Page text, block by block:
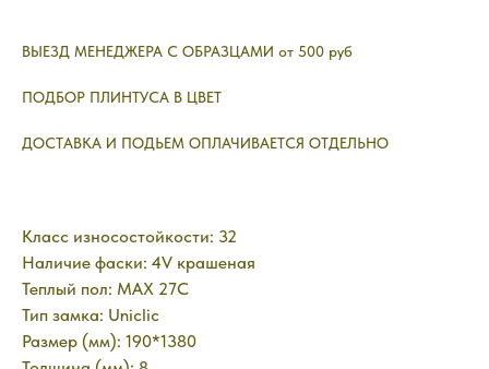
ВЫЕЗД МЕНЕДЖЕРА С ОБРАЗЦАМИ от 500 руб
ПОДБОР ПЛИНТУСА В ЦВЕТ
ДОСТАВКА И ПОДЬЕМ ОПЛАЧИВАЕТСЯ ОТДЕЛЬНО
Класс износостойкости: 32
Наличие фаски: 4V крашеная
Теплый пол: MAX 27C
Тип замка: Uniclic
Размер (мм): 190*1380